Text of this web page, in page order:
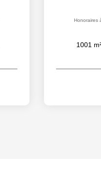
Honoraires
1001